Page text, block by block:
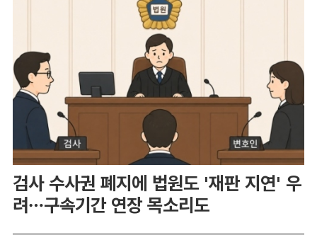
검사 수사권 폐지에 법원도 '재판 지연' 우
려…구속기간 연장 목소리도